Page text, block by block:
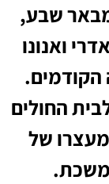
כי ליאור ואנונו, בן 39 מבאר שבע,
ואנונו
מנישואיה הקודמים.
החולים
של